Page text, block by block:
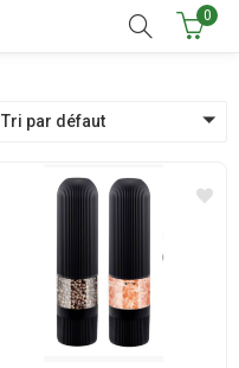
0
Tri par défaut